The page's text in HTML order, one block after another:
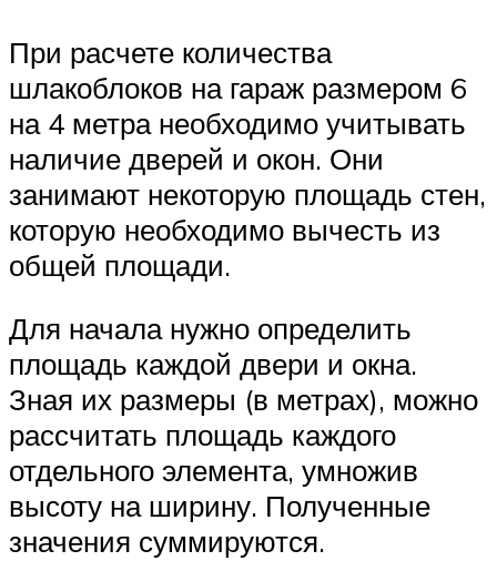
При расчете количества
шлакоблоков на гараж размером 6
на 4 метра необходимо учитывать
наличие дверей и окон. Они
занимают некоторую площадь стен,
которую необходимо вычесть из
общей площади.
Для начала нужно определить
площадь каждой двери и окна.
Зная их размеры (в метрах), можно
рассчитать площадь каждого
отдельного элемента, умножив
высоту на ширину. Полученные
значения суммируются.